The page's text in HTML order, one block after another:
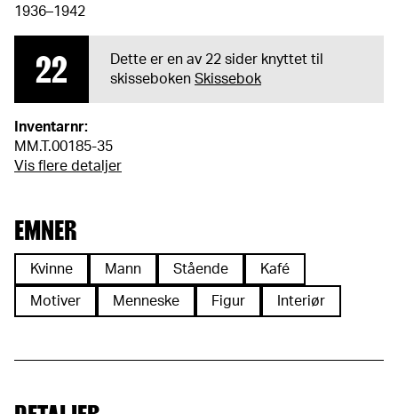
1936–1942
22
Dette er en av 22 sider knyttet til
skisseboken Skissebok
Inventarnr:
MM.T.00185-35
Vis flere detaljer
EMNER
Kvinne Mann Stående Kafé
Motiver Menneske Figur Interiør